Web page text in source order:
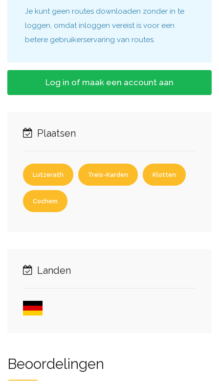
Je kunt geen routes downloaden zonder in te
loggen, omdat inloggen vereist is voor een
betere gebruikerservaring van routes.
Log in of maak een account aan
Plaatsen
Lutzerath Treis-Karden Klotten
Cochem
Landen
Beoordelingen